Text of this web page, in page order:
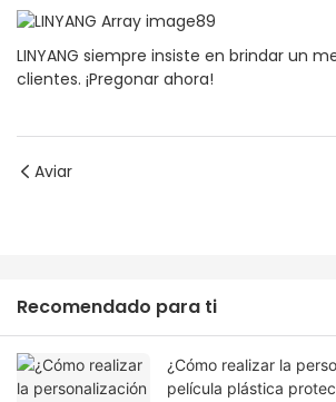
LINYANG siempre insiste en brindar un
clientes. ¡Pregonar ahora!
Aviar
Recomendado para ti
¿Cómo realizar la
película plástica